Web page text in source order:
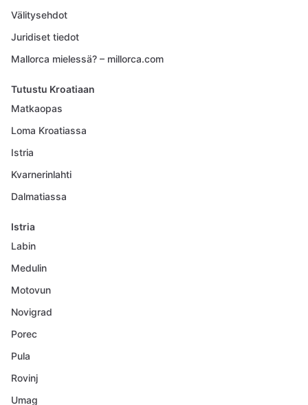
Välitysehdot
Juridiset tiedot
Mallorca mielessä? – millorca.com
Tutustu Kroatiaan
Matkaopas
Loma Kroatiassa
Istria
Kvarnerinlahti
Dalmatiassa
Istria
Labin
Medulin
Motovun
Novigrad
Porec
Pula
Rovinj
Umag